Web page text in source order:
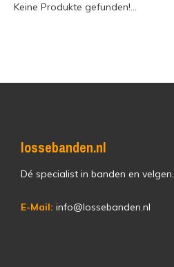
Keine Produkte gefunden!...
lossebanden.nl
Dé specialist in banden en velgen.
E-Mail: info@lossebanden.nl